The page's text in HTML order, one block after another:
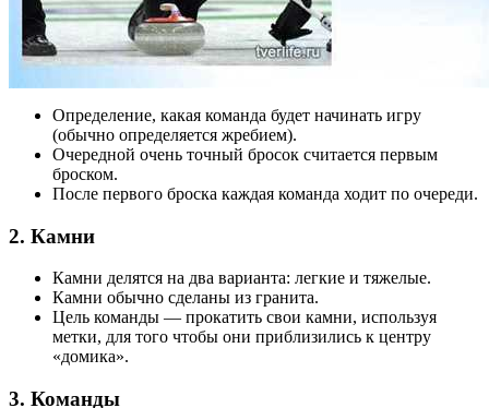
Определение, какая команда будет начинать игру
(обычно определяется жребием).
Очередной очень точный бросок считается первым
броском.
После первого броска каждая команда ходит по очереди.
2. Камни
Камни делятся на два варианта: легкие и тяжелые.
Камни обычно сделаны из гранита.
Цель команды — прокатить свои камни, используя
метки, для того чтобы они приблизились к центру
«домика».
3. Команды